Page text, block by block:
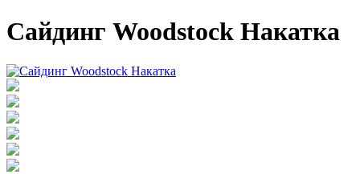
Сайдинг Woodstock Накатка